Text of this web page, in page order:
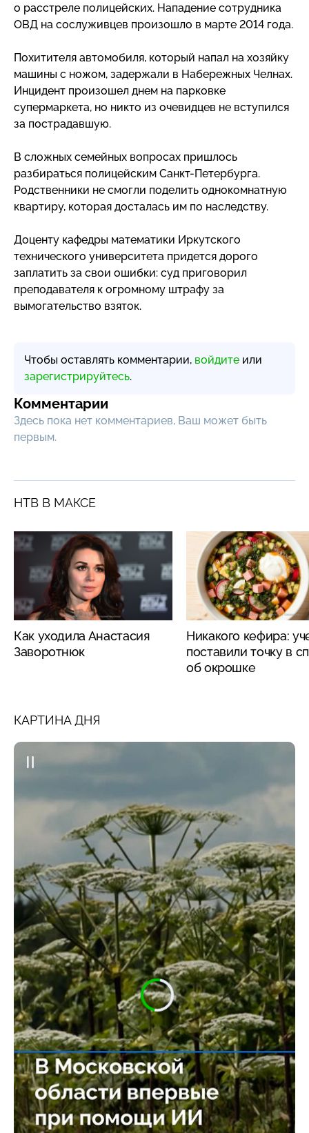
о расстреле полицейских. Нападение сотрудника
ОВД на сослуживцев произошло в марте 2014 года.
Похитителя автомобиля, который напал на хозяйку
машины с ножом, задержали в Набережных Челнах.
Инцидент произошел днем на парковке
супермаркета, но никто из очевидцев не вступился
за пострадавшую.
В сложных семейных вопросах пришлось
разбираться полицейским Санкт-Петербурга.
Родственники не смогли поделить однокомнатную
квартиру, которая досталась им по наследству.
Доценту кафедры математики Иркутского
технического университета придется дорого
заплатить за свои ошибки: суд приговорил
преподавателя к огромному штрафу за
вымогательство взяток.
Чтобы оставлять комментарии, войдите или
зарегистрируйтесь.
Комментарии
Здесь пока нет комментариев, Ваш может быть
первым.
НТВ В МАКСЕ
Как уходила Анастасия
Заворотнюк
Никакого кефира:
поставили точку в
об окрошке
КАРТИНА ДНЯ